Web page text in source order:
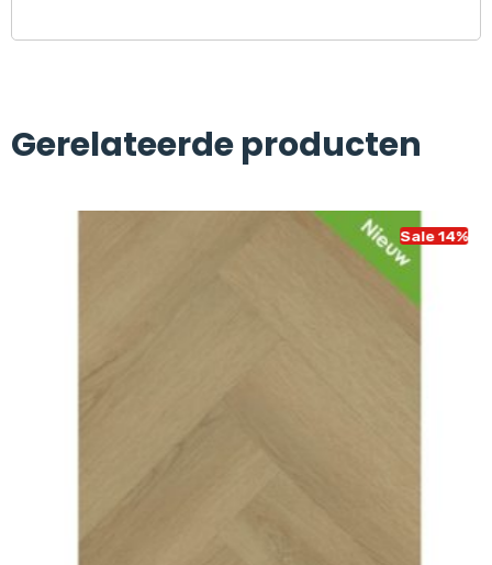
Gerelateerde producten
Sale 14%